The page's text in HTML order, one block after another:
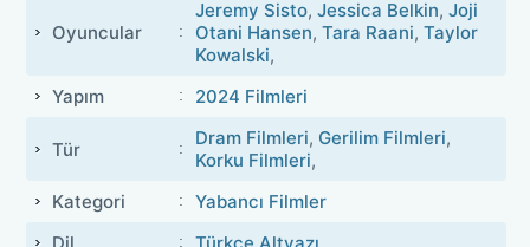
Oyuncular
Jeremy Sisto, Jessica Belkin, Joji
Otani Hansen, Tara Raani, Taylor
Kowalski,
Yapım
2024 Filmleri
Tür Dram Filmleri, Gerilim Filmleri,
Korku Filmleri,
Kategori
Yabancı Filmler